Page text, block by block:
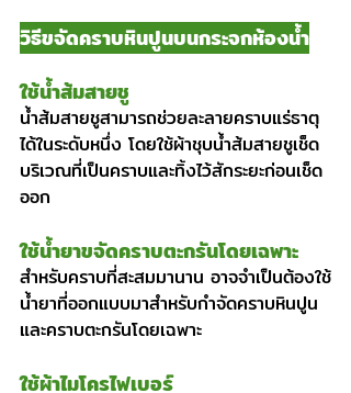
วิธีขจัดคราบหินปูนบนกระจกห้องน้ำ
ใช้น้ำส้มสายชู
น้ำส้มสายชูสามารถช่วยละลายคราบแร่ธาตุ
ได้ในระดับหนึ่ง โดยใช้ผ้าชุบน้ำส้มสายชูเช็ด
บริเวณที่เป็นคราบและทิ้งไว้สักระยะก่อนเช็ด
ออก
ใช้น้ำยาขจัดคราบตะกรันโดยเฉพาะ
สำหรับคราบที่สะสมมานาน อาจจำเป็นต้องใช้
น้ำยาที่ออกแบบมาสำหรับกำจัดคราบหินปูน
และคราบตะกรันโดยเฉพาะ
ใช้ผ้าไมโครไฟเบอร์